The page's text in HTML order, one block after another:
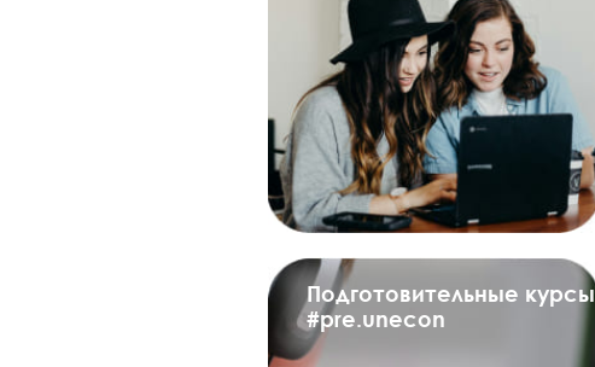
Подготовительные курсы
#pre.unecon